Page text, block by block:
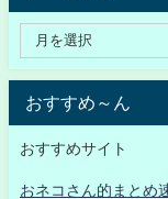
おすすめ～ん
おすすめサイト
おネコさん的まとめ